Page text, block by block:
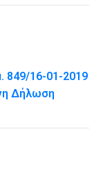
849/16-01-2019
Δήλωση